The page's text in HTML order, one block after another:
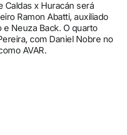
Caldas x Huracán será
Ramon Abatti, auxiliado
e Neuza Back. O quarto
com Daniel Nobre no
AVAR.